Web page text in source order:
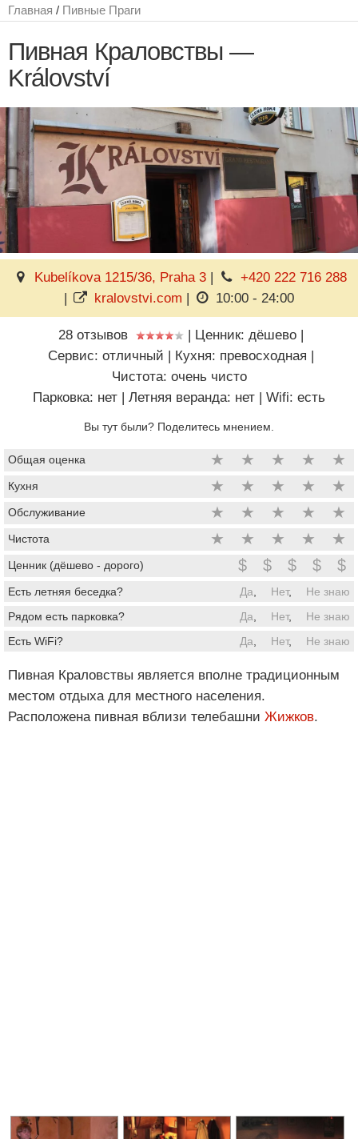
Главная / Пивные Праги
Пивная Краловствы —
Království
Kubelíkova 1215/36, Praha 3 |
+420 222 716 288
|
kralovstvi.com | 10:00 - 24:00
28 отзывов | Ценник: дёшево |
Сервис: отличный | Кухня: превосходная |
Чистота: очень чисто
Парковка: нет | Летняя веранда: нет | Wifi: есть
Вы тут были? Поделитесь мнением.
Общая оценка ★ ★ ★ ★ ★
Кухня ★ ★ ★ ★ ★
Обслуживание ★ ★ ★ ★ ★
Чистота ★ ★ ★ ★ ★
Ценник (дёшево - дорого) $ $ $ $ $
Есть летняя беседка? Да Нет,
Не знаю
Рядом есть парковка?
Да Нет,
Не знаю
Есть WiFi?
Да Нет, Не знаю
Пивная Краловствы является вполне традиционным
местом отдыха для местного населения.
Расположена пивная вблизи телебашни Жижков.